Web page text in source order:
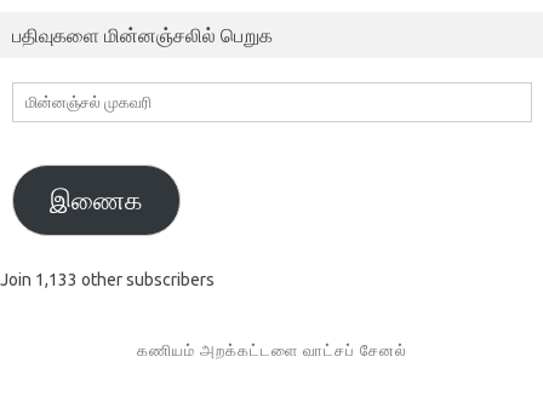
பதிவுகளை மின்னஞ்சலில் பெறுக
மின்னஞ்சல்
முகவரி
இணைக
Join 1,133 other subscribers
கணியம் அறக்கட்டளை வாட்சப் சேனல்